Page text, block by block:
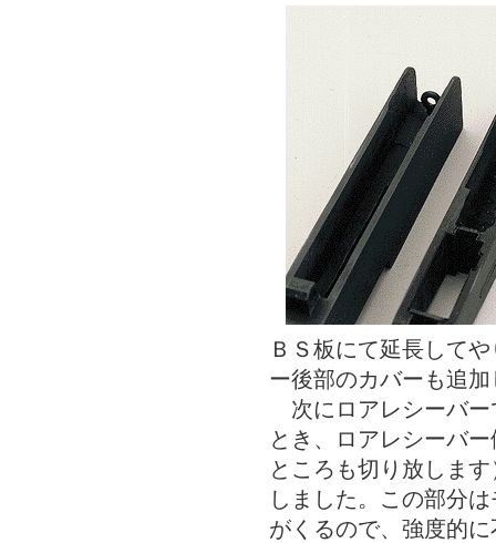
ＢＳ板にて延長して
ー後部のカバーも追
次にロアレシーバー
とき、ロアレシーバ
ところも切り放しま
しました。この部分
がくるので、強度的